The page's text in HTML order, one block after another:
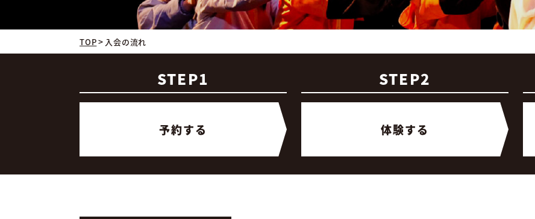
TOP> 入会の流れ
STEP1
予約する
STEP2
体験する